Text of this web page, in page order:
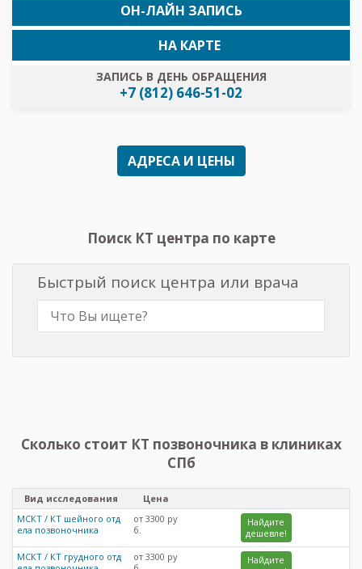
ОН-ЛАЙН ЗАПИСЬ
ЗАПИСЬ В ДЕНЬ ОБРАЩЕНИЯ
+7 (812) 646-51-02
НА КАРТЕ
АДРЕСА И ЦЕНЫ
Поиск КТ центра по карте
Быстрый поиск центра или врача
Сколько стоит КТ позвоночника в клиниках
СПб
Вид исследования
Цена
МСКТ / КТ шейного отд
ела позвоночника
от 3300 ру
б.
Найдите
дешевле!
МСКТ / КТ грудного отд
от 3300 ру
Найдите